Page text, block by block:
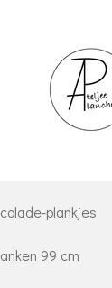
plankjes
99 cm